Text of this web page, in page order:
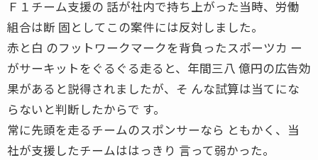
Ｆ１チーム支援の 話が社内で持ち上がった当時、労働
組合は断 固としてこの案件には反対しました。
赤と白 のフットワークマークを背負ったスポーツカ ー
がサーキットをぐるぐる走ると、年間三八 億円の広告効
果があると説得されましたが、そ んな試算は当てにな
らないと判断したからで す。
常に先頭を走るチームのスポンサーなら ともかく、当
社が支援したチームははっきり 言って弱かった。